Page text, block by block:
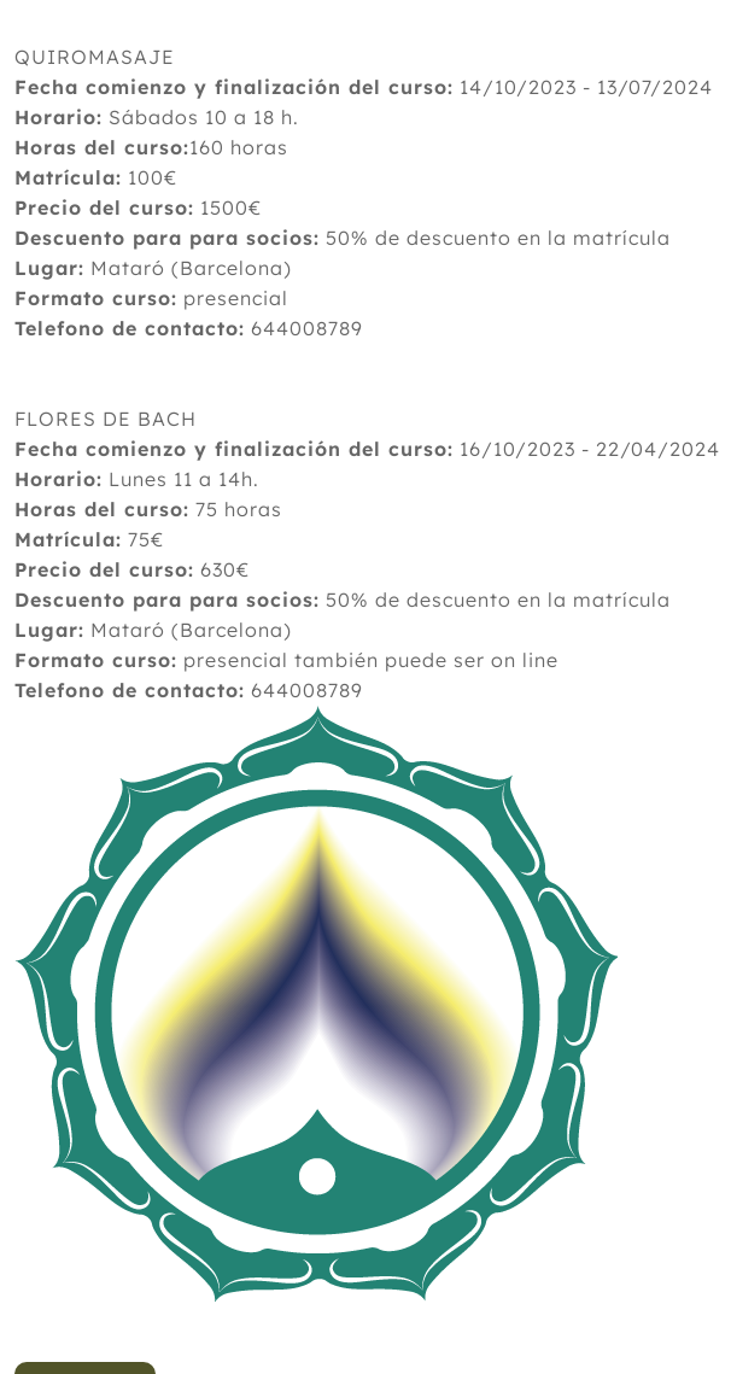
QUIROMASAJE
Fecha comienzo y finalización del curso: 14/10/2023 - 13/07/2024
Horario: Sábados 10 a 18 h.
Horas del curso:160 horas
Matrícula: 100€
Precio del curso: 1500€
Descuento para para socios: 50% de descuento en la matrícula
Lugar: Mataró (Barcelona)
Formato curso: presencial
Telefono de contacto: 644008789
FLORES DE BACH
Fecha comienzo y finalización del curso: 16/10/2023 - 22/04/2024
Horario: Lunes 11 a 14h.
Horas del curso: 75 horas
Matrícula: 75€
Precio del curso: 630€
Descuento para para socios: 50% de descuento en la matrícula
Lugar: Mataró (Barcelona)
Formato curso: presencial también puede ser on line
Telefono de contacto: 644008789